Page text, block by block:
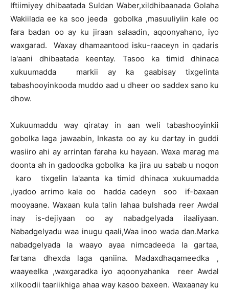
Iftiimiyey dhibaatada Suldan Waber,xildhibaanada Golaha
Wakiilada ee ka soo jeeda gobolka ,masuuliyiin kale oo
fara badan oo ay ku jiraan salaadin, aqoonyahano, iyo
waxgarad. Waxay dhamaantood isku-raaceyn in qadaris
la'aani dhibaatada keentay. Tasoo ka timid dhinaca
xukuumadda markii ay ka gaabisay tixgelinta
tabashooyinkooda muddo aad u dheer oo saddex sano ku
dhow.
Xukuumaddu way qiratay in aan weli tabashooyinkii
gobolka laga jawaabin, Inkasta oo ay ku dartay in guddi
wasiiro ahi ay arrintan faraha ku hayaan. Waxa marag ma
doonta ah in gadoodka gobolka ka jira uu sabab u noqon
karo tixgelin la'aanta ka timid dhinaca xukuumadda
,iyadoo arrimo kale oo hadda cadeyn soo if-baxaan
mooyaane. Waxaan kula talin lahaa bulshada reer Awdal
inay is-dejiyaan oo ay nabadgelyada ilaaliyaan.
Nabadgelyadu waa inugu qaali,Waa inoo wada dan.Marka
nabadgelyada la waayo ayaa nimcadeeda la gartaa,
fartana dhexda laga qaniina. Madaxdhaqameedka ,
waayeelka ,waxgaradka iyo aqoonyahanka reer Awdal
xilkoodii taariikhiga ahaa way kasoo baxeen. Waxaanay ku